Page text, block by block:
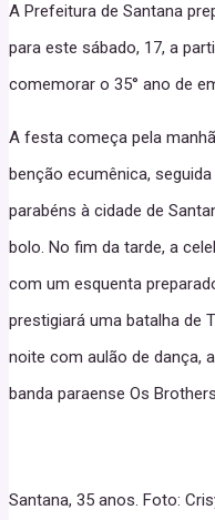
A Prefeitura de Santana
para este sábado, 17, a
comemorar o 35° ano de
A festa começa pela
benção ecumênica,
parabéns à cidade de
bolo. No fim da tarde, a
com um esquenta
prestigiará uma batalha de
noite com aulão de dança,
banda paraense Os
Santana, 35 anos. Foto: